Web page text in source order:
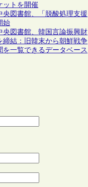
ットを開催
央図書館、「脱酸処理支援
始
央図書館、韓国言論振興財
締結：旧韓末から朝鮮戦争
を一覧できるデータベース